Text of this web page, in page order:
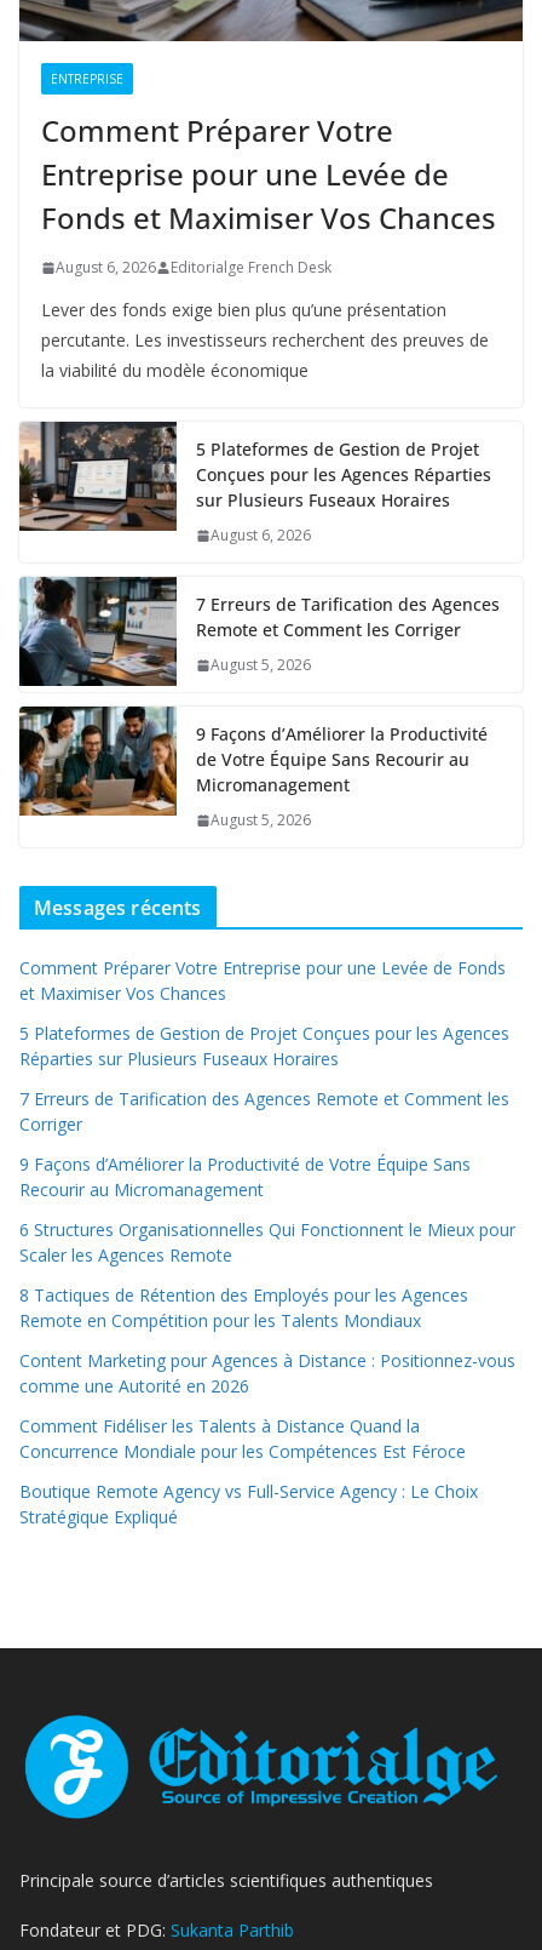
ENTREPRISE
Comment Préparer Votre
Entreprise pour une Levée de
Fonds et Maximiser Vos Chances
August 6, 2026 Editorialge French Desk
Lever des fonds exige bien plus qu’une présentation
percutante. Les investisseurs recherchent des preuves de
la viabilité du modèle économique
5 Plateformes de Gestion de Projet
Conçues pour les Agences Réparties
sur Plusieurs Fuseaux Horaires
August 6, 2026
7 Erreurs de Tarification des Agences
Remote et Comment les Corriger
August 5, 2026
9 Façons d’Améliorer la Productivité
de Votre Équipe Sans Recourir au
Micromanagement
August 5, 2026
Messages récents
Comment Préparer Votre Entreprise pour une Levée de Fonds
et Maximiser Vos Chances
5 Plateformes de Gestion de Projet Conçues pour les Agences
Réparties sur Plusieurs Fuseaux Horaires
7 Erreurs de Tarification des Agences Remote et Comment les
Corriger
9 Façons d’Améliorer la Productivité de Votre Équipe Sans
Recourir au Micromanagement
6 Structures Organisationnelles Qui Fonctionnent le Mieux pour
Scaler les Agences Remote
8 Tactiques de Rétention des Employés pour les Agences
Remote en Compétition pour les Talents Mondiaux
Content Marketing pour Agences à Distance : Positionnez-vous
comme une Autorité en 2026
Comment Fidéliser les Talents à Distance Quand la
Concurrence Mondiale pour les Compétences Est Féroce
Boutique Remote Agency vs Full-Service Agency : Le Choix
Stratégique Expliqué
Principale source d’articles scientifiques authentiques
Fondateur et PDG: Sukanta Parthib